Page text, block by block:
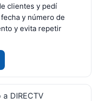
clientes y pedí
y número de
y evita repetir
DIRECTV